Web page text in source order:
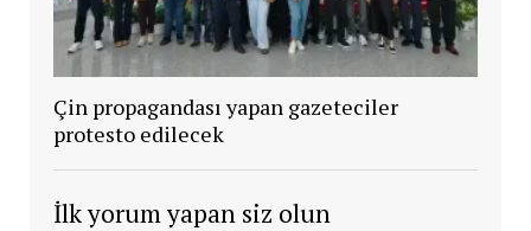
Çin propagandası yapan gazeteciler
protesto edilecek
İlk yorum yapan siz olun